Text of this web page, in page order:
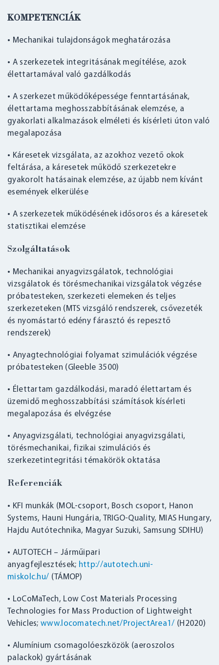
KOMPETENCIÁK
• Mechanikai tulajdonságok meghatározása
• A szerkezetek integritásának megítélése, azok
élettartamával való gazdálkodás
• A szerkezet működőképessége fenntartásának,
élettartama meghosszabbításának elemzése, a
gyakorlati alkalmazások elméleti és kísérleti úton való
megalapozása
• Káresetek vizsgálata, az azokhoz vezető okok
feltárása, a káresetek működő szerkezetekre
gyakorolt hatásainak elemzése, az újabb nem kívánt
események elkerülése
• A szerkezetek működésének idősoros és a káresetek
statisztikai elemzése
Szolgáltatások
• Mechanikai anyagvizsgálatok, technológiai
vizsgálatok és törésmechanikai vizsgálatok végzése
próbatesteken, szerkezeti elemeken és teljes
szerkezeteken (MTS vizsgáló rendszerek, csővezeték
és nyomástartó edény fárasztó és repesztő
rendszerek)
• Anyagtechnológiai folyamat szimulációk végzése
próbatesteken (Gleeble 3500)
• Élettartam gazdálkodási, maradó élettartam és
üzemidő meghosszabbítási számítások kísérleti
megalapozása és elvégzése
• Anyagvizsgálati, technológiai anyagvizsgálati,
törésmechanikai, fizikai szimulációs és
szerkezetintegritási témakörök oktatása
Referenciák
• KFI munkák (MOL-csoport, Bosch csoport, Hanon
Systems, Hauni Hungária, TRIGO-Quality, MIAS Hungary,
Hajdu Autótechnika, Magyar Suzuki, Samsung SDIHU)
• AUTOTECH – Járműipari
anyagfejlesztések; http://autotech.uni-
miskolc.hu/ (TÁMOP)
• LoCoMaTech, Low Cost Materials Processing
Technologies for Mass Production of Lightweight
Vehicles; www.locomatech.net/ProjectArea1/ (H2020)
• Alumínium csomagolóeszközök (aeroszolos
palackok) gyártásának